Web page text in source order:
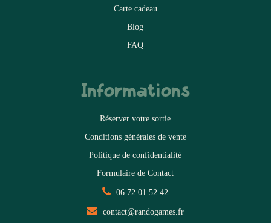
Carte cadeau
Blog
FAQ
Informations
Réserver votre sortie
Conditions générales de vente
Politique de confidentialité
Formulaire de Contact
06 72 01 52 42
contact@randogames.fr